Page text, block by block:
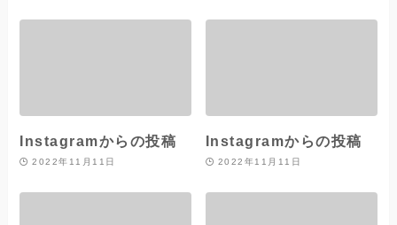
Instagramからの投稿
2022年11月11日
Instagramからの投稿
2022年11月11日